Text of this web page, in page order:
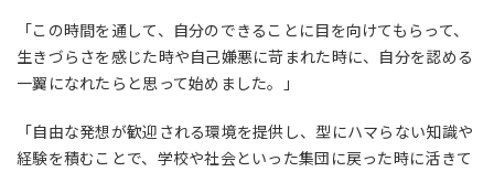
「この時間を通して、自分のできることに目を向けてもらって、
生きづらさを感じた時や自己嫌悪に苛まれた時に、自分を認める
一翼になれたらと思って始めました。」
「自由な発想が歓迎される環境を提供し、型にハマらない知識や
経験を積むことで、学校や社会といった集団に戻った時に活きて